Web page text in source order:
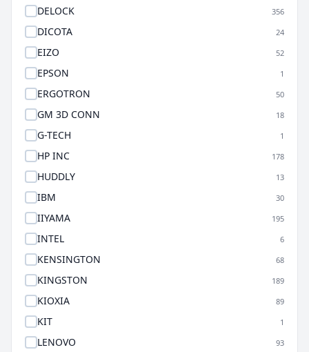
DELOCK 356
DICOTA 24
EIZO 52
EPSON 1
ERGOTRON 50
GM 3D CONN 18
G-TECH 1
HP INC 178
HUDDLY 13
IBM 30
IIYAMA 195
INTEL 6
KENSINGTON 68
KINGSTON 189
KIOXIA 89
KIT 1
LENOVO 93